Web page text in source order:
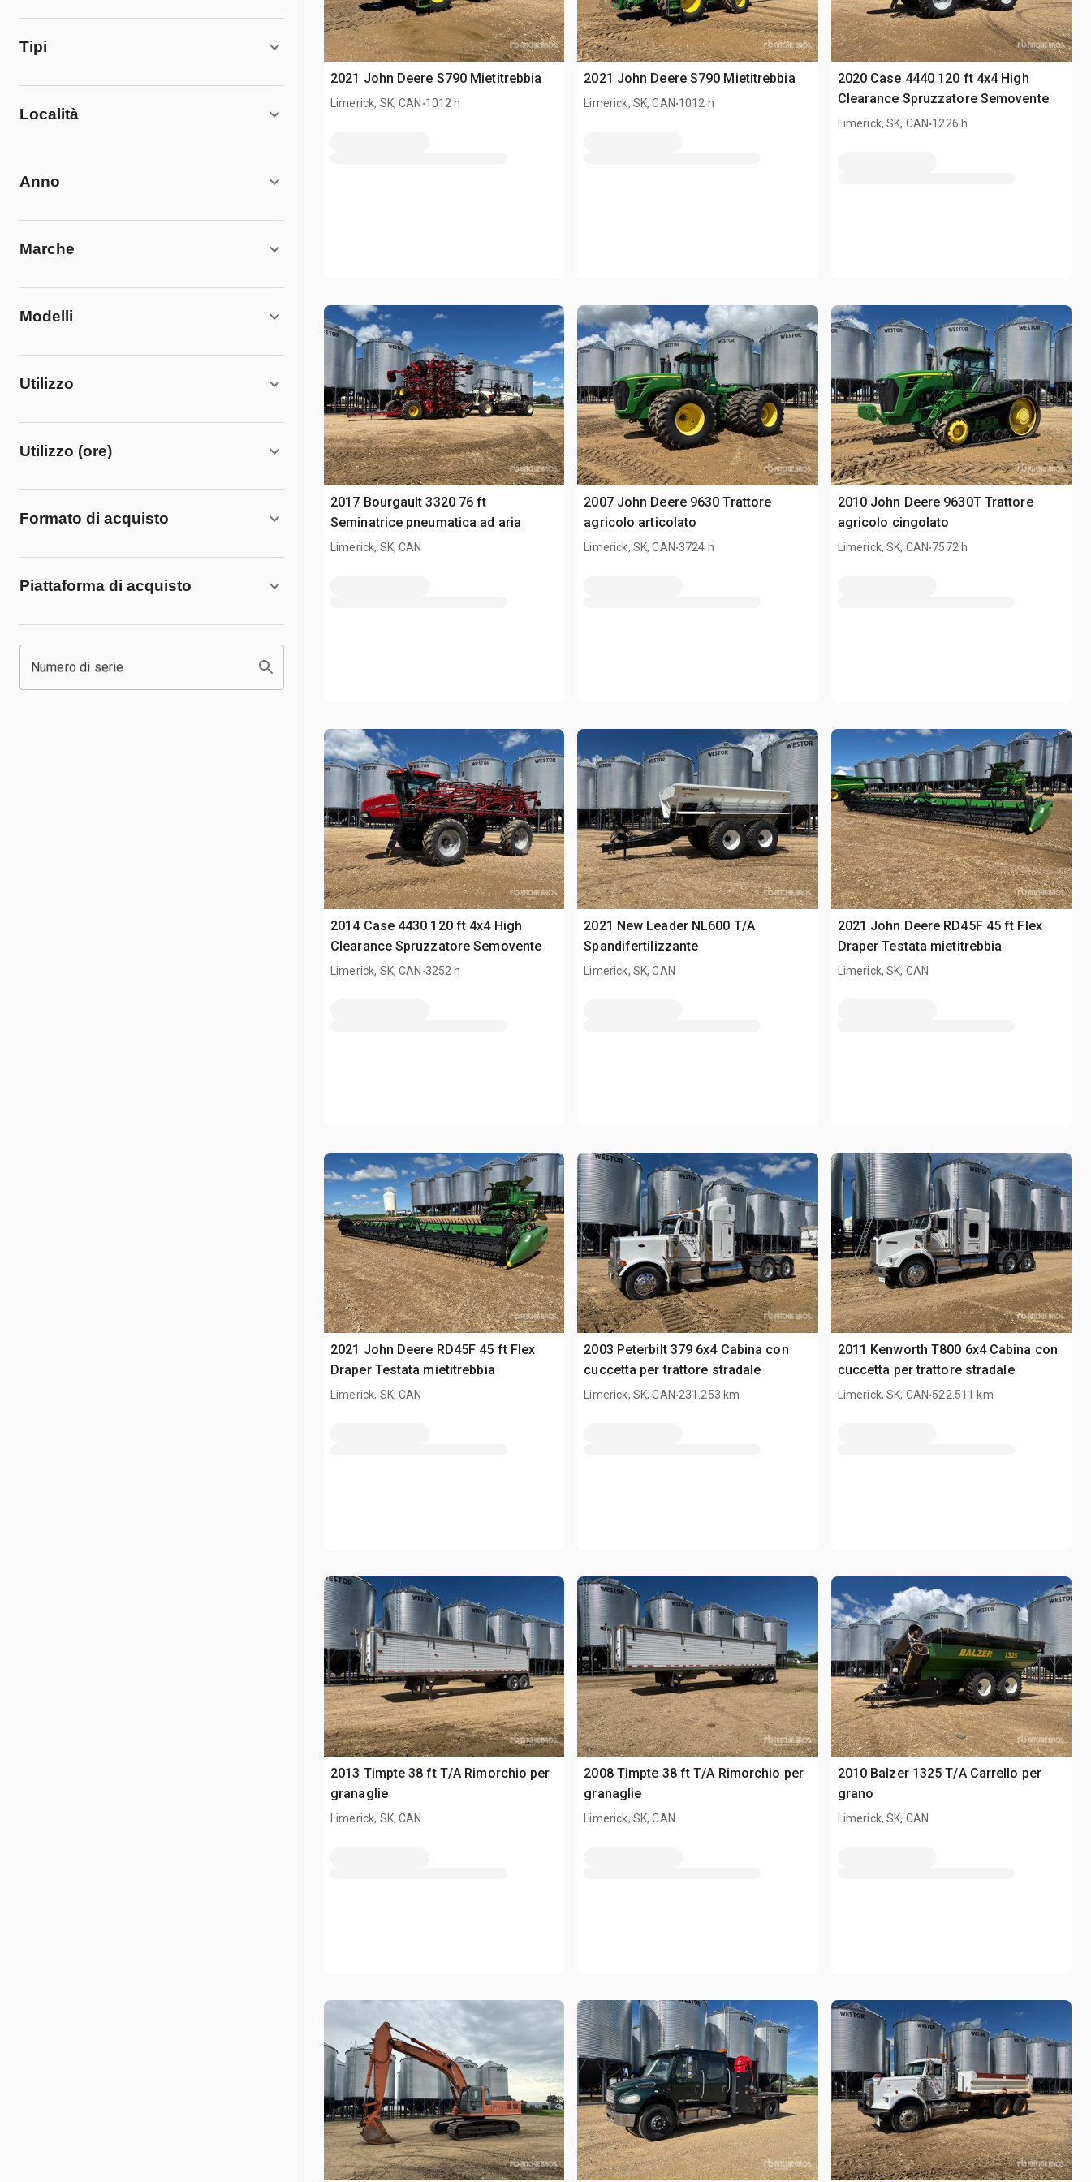
Tipi
Località
Anno
Marche
Modelli
Utilizzo
Utilizzo (ore)
Formato di acquisto
Piattaforma di acquisto
Numero di serie
2021 John Deere S790 Mietitrebbia
Limerick, SK, CAN .1012 h
2021 John Deere S790 Mietitrebbia
Limerick, SK, CAN.1012 h
2020 Case 4440 120 ft 4x4 High
Clearance Spruzzatore Semovente
Limerick, SK, CAN.1226 h
2017 Bourgault 3320 76 ft
Seminatrice pneumatica ad aria
Limerick, SK, CAN
2007 John Deere 9630 Trattore
agricolo articolato
Limerick, SK, CAN.3724 h
2010 John Deere 9630T Trattore
agricolo cingolato
Limerick, SK, CAN.7572 h
2014 Case 4430 120 ft 4x4 High
Clearance Spruzzatore Semovente
Limerick, SK, CAN .3252 h
2021 New Leader NL600 T/A
Spandifertilizzante
Limerick, SK, CAN
2021 John Deere RD45F 45 ft Flex
Draper Testata mietitrebbia
Limerick, SK, CAN
2021 John Deere RD45F 45 ft Flex
Draper Testata mietitrebbia
Limerick, SK, CAN
2003 Peterbilt 379 6x4 Cabina con
cuccetta per trattore stradale
Limerick, SK, CAN.231.253 km
2011 Kenworth T800 6x4 Cabina con
cuccetta per trattore stradale
Limerick, SK, CAN.522.511 km
2013 Timpte 38 ft T/A Rimorchio per
granaglie
Limerick, SK, CAN
2008 Timpte 38 ft T/A Rimorchio per
granaglie
Limerick, SK, CAN
2010 Balzer 1325 T/A Carrello per
grano
Limerick, SK, CAN